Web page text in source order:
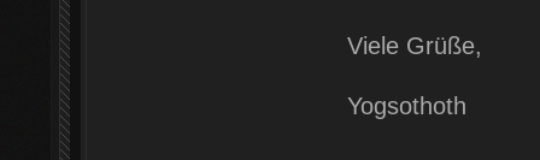
Viele Grüße,
Yogsothoth